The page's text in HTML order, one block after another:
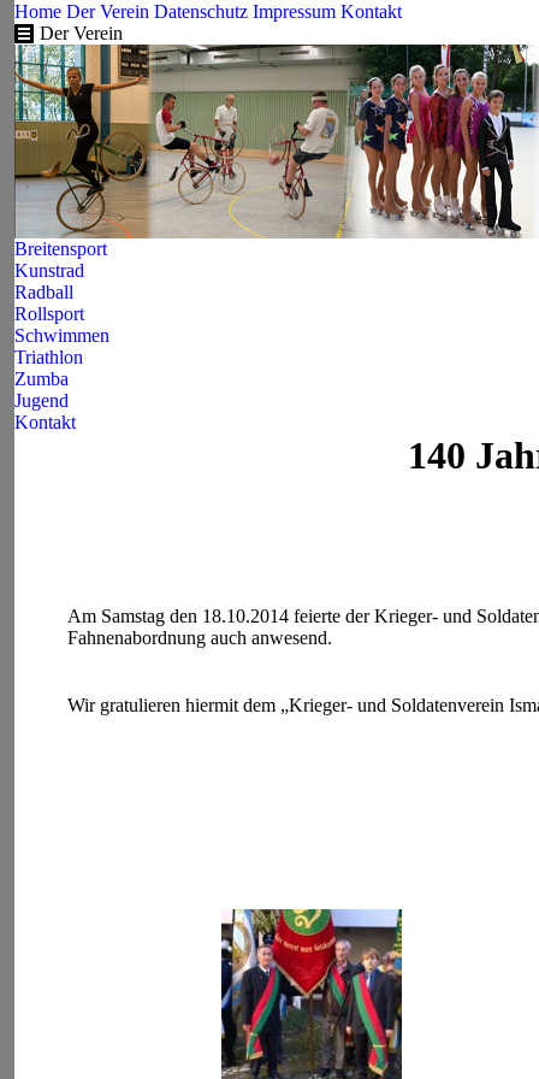
Home Der Verein Datenschutz Impressum Kontakt
Der Verein
Breitensport
Kunstrad
Radball
Rollsport
Schwimmen
Triathlon
Zumba
Jugend
Kontakt
140
Am Samstag den 18.10.2014 feierte der Krieger- und
Fahnenabordnung auch anwesend.
Wir gratulieren hiermit dem „Krieger- und Soldatenverein